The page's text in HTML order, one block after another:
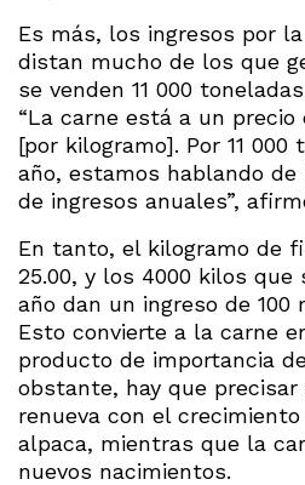
Es más, los ingresos por
distan mucho de los que
se venden 11 000
“La carne está a un
[por kilogramo]. Por 11
año, estamos hablando
de ingresos anuales”,
En tanto, el kilogramo de
25.00, y los 4000 kilos que
año dan un ingreso de 100
Esto convierte a la carne
producto de importancia
obstante, hay que
renueva con el
alpaca, mientras que la
nuevos nacimientos.